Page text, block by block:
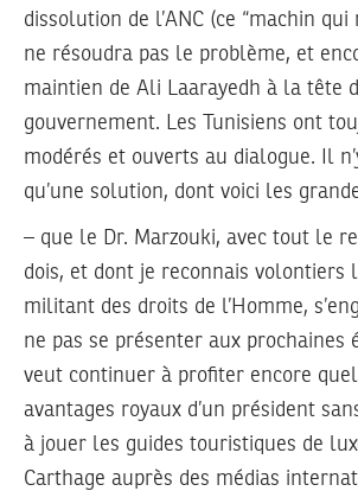
dissolution de l’ANC (ce “machin qui
ne résoudra pas le problème, et
maintien de Ali Laarayedh à la tête
gouvernement. Les Tunisiens ont
modérés et ouverts au dialogue. Il
qu’une solution, dont voici les
– que le Dr. Marzouki, avec tout le
dois, et dont je reconnais volontiers
militant des droits de l’Homme,
ne pas se présenter aux prochaines
veut continuer à profiter encore
avantages royaux d’un président
à jouer les guides touristiques de
Carthage auprès des médias